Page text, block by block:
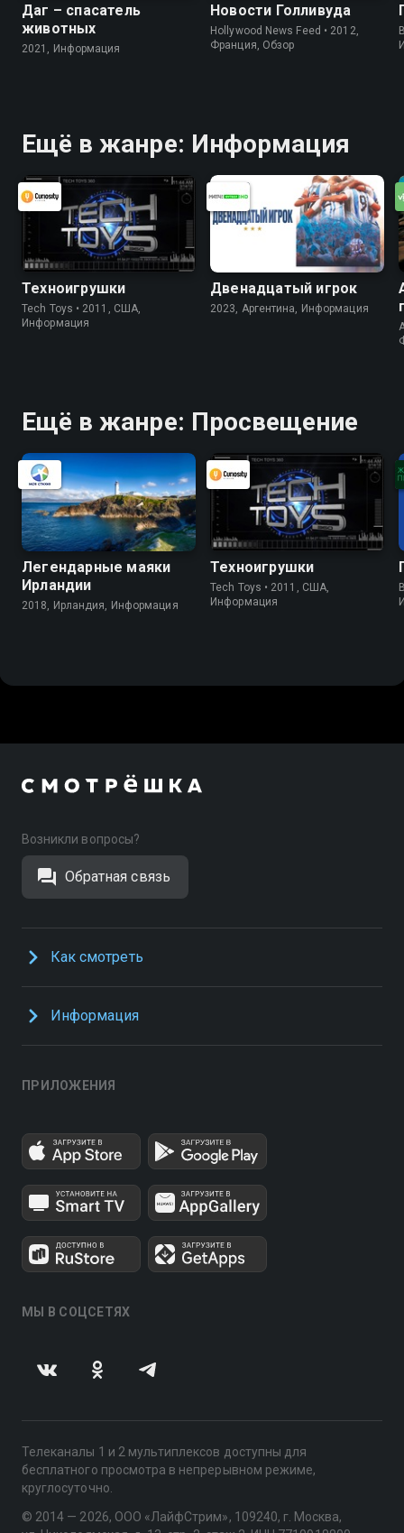
Даг – спасатель
животных
2021, Информация
Новости Голливуда
Hollywood News Feed • 2012,
Франция, Обзор
Ещё в жанре: Информация
Техноигрушки
Tech Toys • 2011, США,
Информация
Двенадцатый игрок
2023, Аргентина, Информация
Ещё в жанре: Просвещение
Легендарные маяки
Ирландии
2018, Ирландия, Информация
Техноигрушки
Tech Toys • 2011, США,
Информация
Возникли вопросы?
Обратная связь
Как смотреть
Информация
ПРИЛОЖЕНИЯ
МЫ В СОЦСЕТЯХ
Телеканалы 1 и 2 мультиплексов доступны для
бесплатного просмотра в непрерывном режиме,
круглосуточно.
© 2014 — 2026, ООО «ЛайфСтрим», 109240, г. Москва,